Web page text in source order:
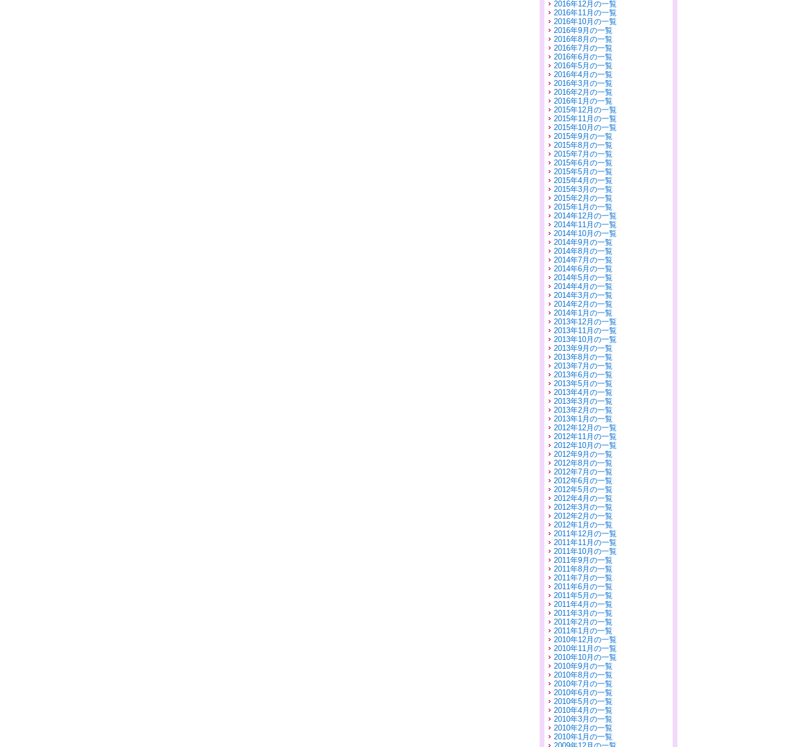
2016年12月の一覧
2016年11月の一覧
2016年10月の一覧
2016年9月の一覧
2016年8月の一覧
2016年7月の一覧
2016年6月の一覧
2016年5月の一覧
2016年4月の一覧
2016年3月の一覧
2016年2月の一覧
2016年1月の一覧
2015年12月の一覧
2015年11月の一覧
2015年10月の一覧
2015年9月の一覧
2015年8月の一覧
2015年7月の一覧
2015年6月の一覧
2015年5月の一覧
2015年4月の一覧
2015年3月の一覧
2015年2月の一覧
2015年1月の一覧
2014年12月の一覧
2014年11月の一覧
2014年10月の一覧
2014年9月の一覧
2014年8月の一覧
2014年7月の一覧
2014年6月の一覧
2014年5月の一覧
2014年4月の一覧
2014年3月の一覧
2014年2月の一覧
2014年1月の一覧
2013年12月の一覧
2013年11月の一覧
2013年10月の一覧
2013年9月の一覧
2013年8月の一覧
2013年7月の一覧
2013年6月の一覧
2013年5月の一覧
2013年4月の一覧
2013年3月の一覧
2013年2月の一覧
2013年1月の一覧
2012年12月の一覧
2012年11月の一覧
2012年10月の一覧
2012年9月の一覧
2012年8月の一覧
2012年7月の一覧
2012年6月の一覧
2012年5月の一覧
2012年4月の一覧
2012年3月の一覧
2012年2月の一覧
2012年1月の一覧
2011年12月の一覧
2011年11月の一覧
2011年10月の一覧
2011年9月の一覧
2011年8月の一覧
2011年7月の一覧
2011年6月の一覧
2011年5月の一覧
2011年4月の一覧
2011年3月の一覧
2011年2月の一覧
2011年1月の一覧
2010年12月の一覧
2010年11月の一覧
2010年10月の一覧
2010年9月の一覧
2010年8月の一覧
2010年7月の一覧
2010年6月の一覧
2010年5月の一覧
2010年4月の一覧
2010年3月の一覧
2010年2月の一覧
2010年1月の一覧